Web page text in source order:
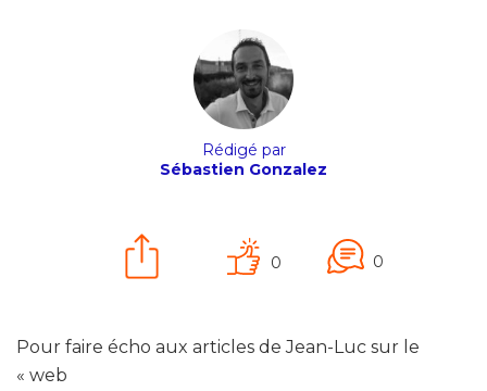
Rédigé par
Sébastien Gonzalez
0 0
Pour faire écho aux articles de Jean-Luc sur le
« web